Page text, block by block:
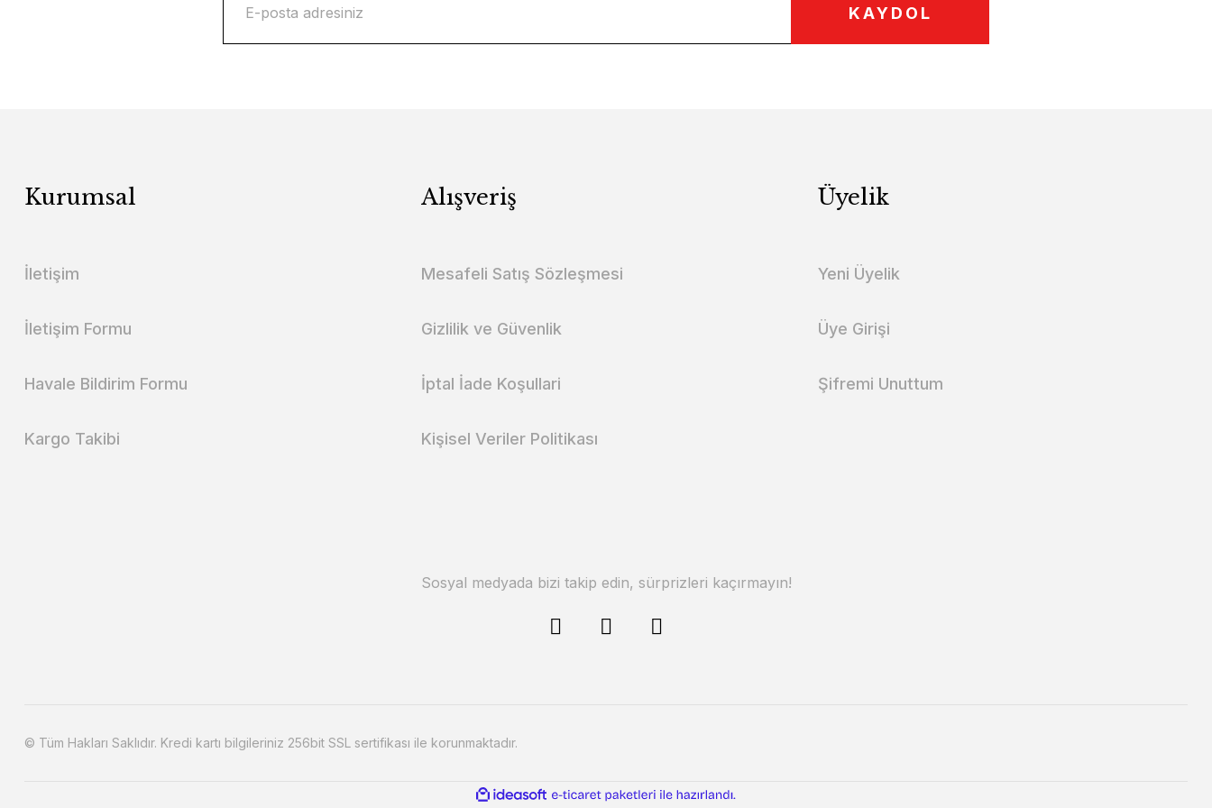
KAYDOL
Kurumsal
İletişim
İletişim Formu
Havale Bildirim Formu
Kargo Takibi
Alışveriş
Mesafeli Satış Sözleşmesi
Gizlilik ve Güvenlik
İptal İade Koşullari
Kişisel Veriler Politikası
Üyelik
Yeni Üyelik
Üye Girişi
Şifremi Unuttum
Sosyal medyada bizi takip edin, sürprizleri kaçırmayın!
© Tüm Hakları Saklıdır. Kredi kartı bilgileriniz 256bit SSL sertifikası ile korunmaktadır.
ideasoft
e-